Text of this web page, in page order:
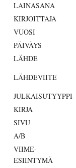
LAINASANA
KIRJOITTAJA
VUOSI
PÄIVÄYS
LÄHDE
LÄHDEVIITE
JULKAISUTYYPPI
KIRJA
SIVU
A/B
VIIME-
ESIINTYMÄ